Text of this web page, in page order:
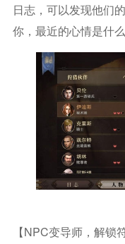
日志，可以发现他们
你，最近的心情是什么
【NPC变导师，解锁